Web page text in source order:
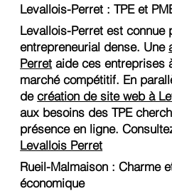
Levallois-Perret : TPE et
Levallois-Perret est connue
entrepreneurial dense. Une
Perret aide ces entreprises
marché compétitif. En
decréation de site web à
aux besoins des TPE
présence en ligne.
Levallois Perret
Rueil-Malmaison : Charme
économique